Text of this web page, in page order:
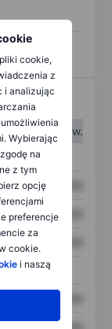
cookie,
z
i analizując
Wybierając
na
z tym
opcję
preferencje
za
cookie.
i naszą
/
W II kw.
XXXXXXX
XXXXXXX